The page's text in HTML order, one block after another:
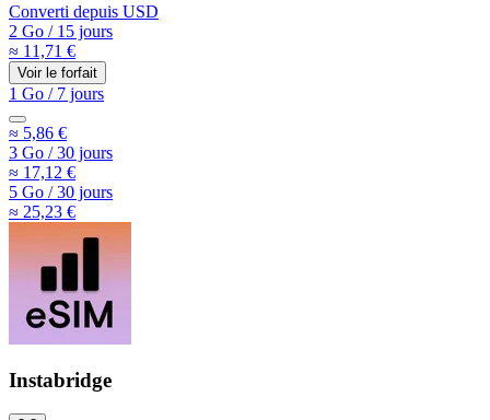
Converti depuis USD
2 Go /15 jours
≈ 11,71 €
Voir le forfait
1 Go /7 jours
≈ 5,86 €
3 Go /30 jours
≈ 17,12 €
5 Go /30 jours
≈ 25,23 €
Instabridge